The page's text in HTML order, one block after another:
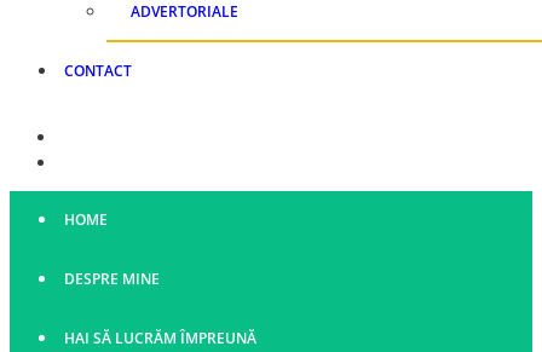
ADVERTORIALE
CONTACT
HOME
DESPRE MINE
HAI SĂ LUCRĂM ÎMPREUNĂ